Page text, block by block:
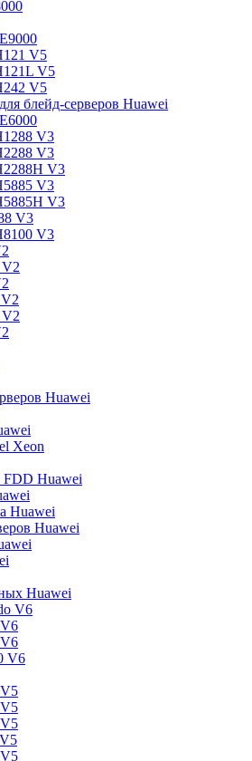
V5
V5
V5
блейд-серверов Huawei
V3
V3
V3
V3
V3
V3
V3
Huawei
Xeon
Huawei
Huawei
Huawei
Huawei
V6
V6